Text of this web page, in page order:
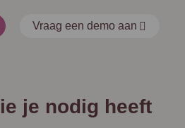
Vraag een demo aan
je nodig heeft